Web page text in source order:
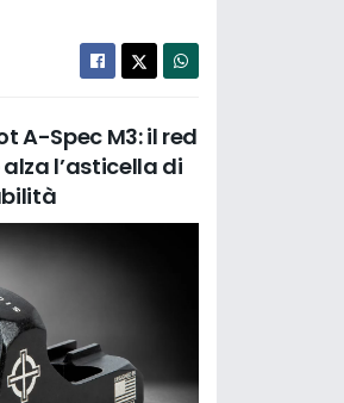
A-Spec M3: il red
l’asticella di